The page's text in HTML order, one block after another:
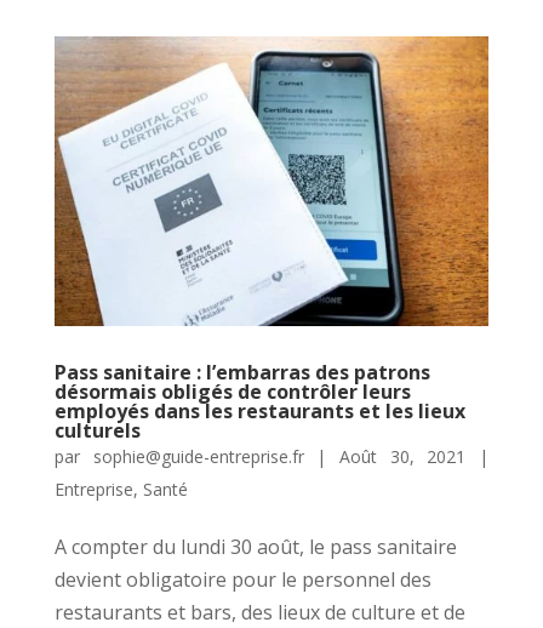
Pass sanitaire : l’embarras des patrons
désormais obligés de contrôler leurs
employés dans les restaurants et les lieux
culturels
par sophie@guide-entreprise.fr| Août 30, 2021
|
Entreprise, Santé
A compter du lundi 30 août, le pass sanitaire
devient obligatoire pour le personnel des
restaurants et bars, des lieux de culture et de